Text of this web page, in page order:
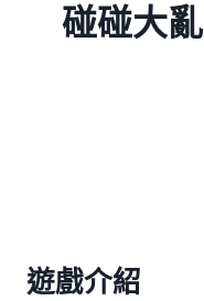
碰碰大
遊戲介紹